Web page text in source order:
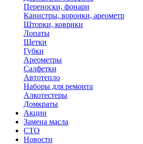
Переноски, фонари
Канистры, воронки, ареометр
Шторки, коврики
Лопаты
Щетки
Губки
Ареометры
Салфетки
Автотепло
Наборы для ремонта
Алкотестеры
Домкраты
Акции
Замена масла
СТО
Новости